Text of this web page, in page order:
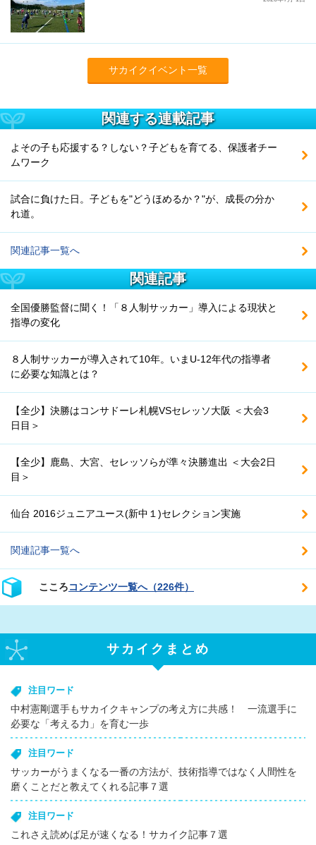
サカイクイベント一覧
関連する連載記事
よその子も応援する？しない？子どもを育てる、保護者チー
ムワーク
試合に負けた日。子どもを"どうほめるか？"が、成長の分か
れ道。
関連記事一覧へ
関連記事
全国優勝監督に聞く！「８人制サッカー」導入による現状と
指導の変化
８人制サッカーが導入されて10年。いまU-12年代の指導者
に必要な知識とは？
【全少】決勝はコンサドーレ札幌VSセレッソ大阪 ＜大会3
日目＞
【全少】鹿島、大宮、セレッソらが準々決勝進出 ＜大会2日
目＞
仙台 2016ジュニアユース(新中１)セレクション実施
関連記事一覧へ
こころコンテンツ一覧へ（226件）
サカイクまとめ
注目ワード
中村憲剛選手もサカイクキャンプの考え方に共感！ 一流選手に
必要な「考える力」を育む一歩
注目ワード
サッカーがうまくなる一番の方法が、技術指導ではなく人間性を
磨くことだと教えてくれる記事７選
注目ワード
これさえ読めば足が速くなる！サカイク記事７選